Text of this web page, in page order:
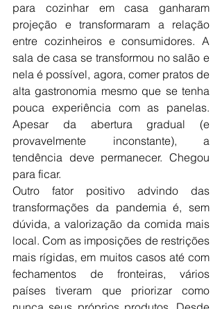
para cozinhar em casa ganharam
projeção e transformaram a relação
entre cozinheiros e consumidores. A
sala de casa se transformou no salão e
nela é possível, agora, comer pratos de
alta gastronomia mesmo que se tenha
pouca experiência com as panelas.
Apesar da abertura gradual (e
provavelmente inconstante), a
tendência deve permanecer. Chegou
para ficar.
Outro fator positivo advindo das
transformações da pandemia é, sem
dúvida, a valorização da comida mais
local. Com as imposições de restrições
mais rígidas, em muitos casos até com
fechamentos de fronteiras, vários
países tiveram que priorizar como